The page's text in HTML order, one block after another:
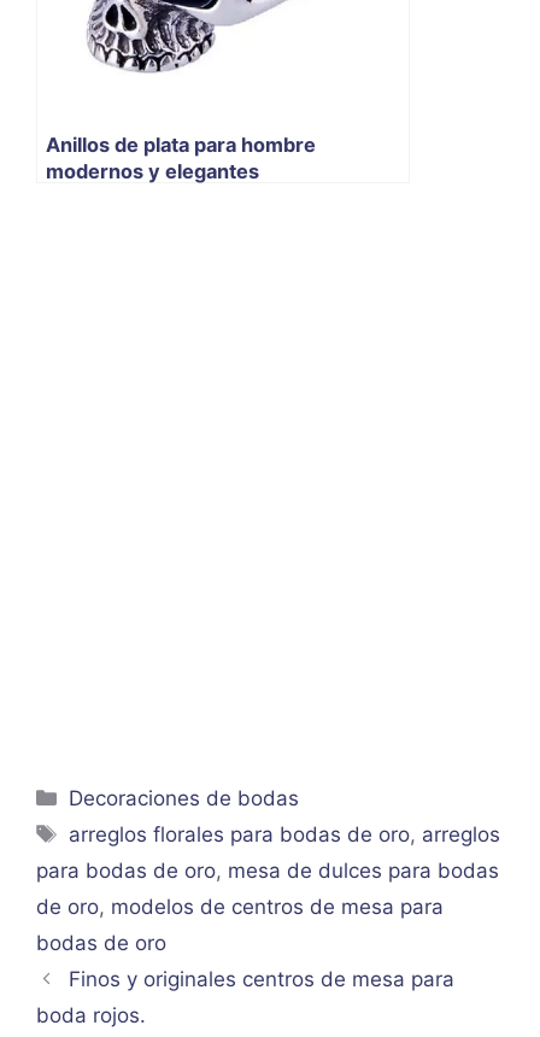
Anillos de plata para hombre
modernos y elegantes
Categorías
Decoraciones de bodas
Etiquetas
arreglos florales para bodas de oro, arreglos
para bodas de oro, mesa de dulces para bodas
de oro, modelos de centros de mesa para
bodas de oro
Finos y originales centros de mesa para
boda rojos.